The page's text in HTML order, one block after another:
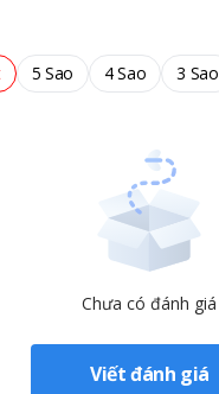
nhiều không gian
5 Sao 4 Sao 3 Sao
Chưa có đánh giá
Viết đánh giá